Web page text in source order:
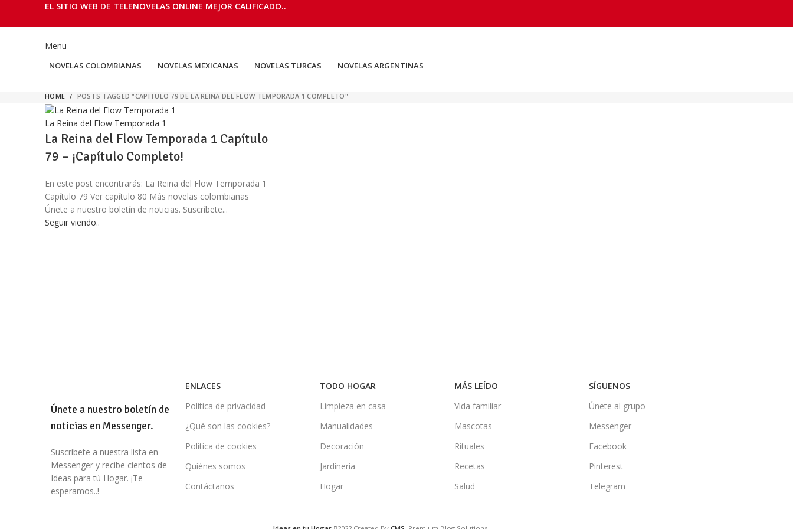
EL SITIO WEB DE TELENOVELAS ONLINE MEJOR CALIFICADO..
Menu
NOVELAS COLOMBIANAS NOVELAS MEXICANAS NOVELAS TURCAS NOVELAS ARGENTINAS
HOME POSTS TAGGED "CAPITULO 79 DE LA REINA DEL FLOW TEMPORADA 1 COMPLETO"
La Reina del Flow Temporada 1
La Reina del Flow Temporada 1 Capítulo
79 – ¡Capítulo Completo!
En este post encontrarás: La Reina del Flow Temporada 1
Capítulo 79 Ver capítulo 80 Más novelas colombianas
Únete a nuestro boletín de noticias. Suscríbete...
Seguir viendo..
Únete a nuestro boletín de
noticias en Messenger.
Suscríbete a nuestra lista en
Messenger y recibe cientos de
Ideas para tú Hogar. ¡Te
esperamos..!
ENLACES
Política de privacidad
¿Qué son las cookies?
Política de cookies
Quiénes somos
Contáctanos
TODO HOGAR
Limpieza en casa
Manualidades
Decoración
Jardinería
Hogar
MÁS LEÍDO
Vida familiar
Mascotas
Rituales
Recetas
Salud
SÍGUENOS
Únete al grupo
Messenger
Facebook
Pinterest
Telegram